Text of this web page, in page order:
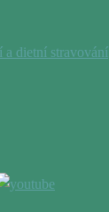
a dietní stravování